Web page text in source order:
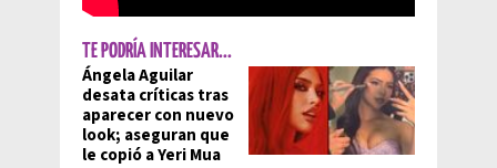
TE PODRÍA INTERESAR...
Ángela Aguilar
desata críticas tras
aparecer con nuevo
look; aseguran que
le copió a Yeri Mua